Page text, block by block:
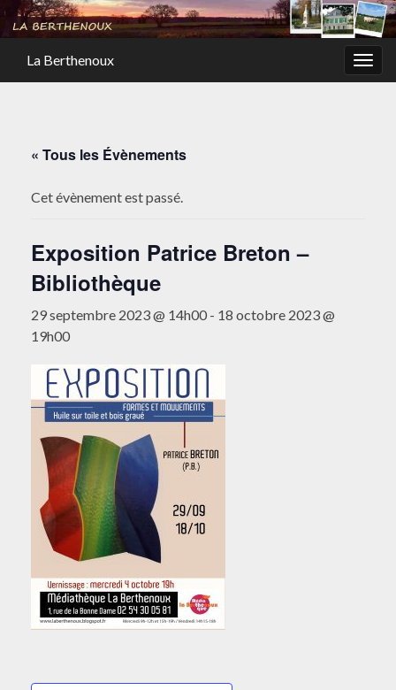
La Berthenoux
« Tous les Évènements
Cet évènement est passé.
Exposition Patrice Breton –
Bibliothèque
29 septembre 2023 @ 14h00 - 18 octobre 2023 @
19h00